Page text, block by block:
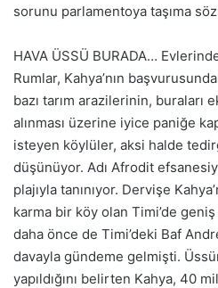
sorunu parlamentoya taşıma
HAVA ÜSSÜ BURADA…
Rumlar, Kahya’nın
bazı tarım arazilerinin, buraları
alınması üzerine iyice paniğe
isteyen köylüler, aksi halde
düşünüyor. Adı Afrodit
plajıyla tanınıyor. Dervişe
karma bir köy olan Timi’de
daha önce de Timi’deki Baf
davayla gündeme gelmişti.
yapıldığını belirten Kahya, 40